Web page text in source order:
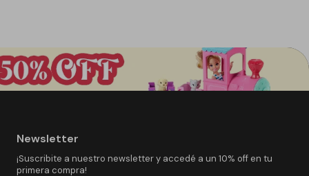
Newsletter
¡Suscribite a nuestro newsletter y accedé a un 10% off en tu
primera compra!